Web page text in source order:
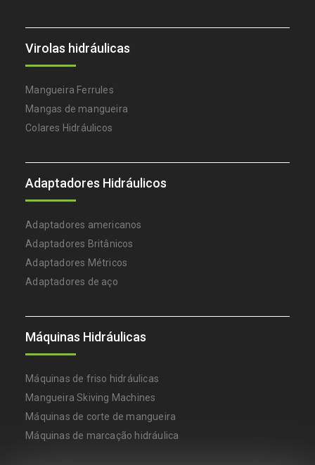
Virolas hidráulicas
Mangueira Ferrules
Mangas de mangueira
Colares Hidráulicos
Adaptadores Hidráulicos
Adaptadores americanos
Adaptadores Britânicos
Adaptadores Métricos
Adaptadores de aço
Máquinas Hidráulicas
Máquinas de friso hidráulicas
Mangueira Skiving Machines
Máquinas de corte de mangueira
Máquinas de marcação hidráulica